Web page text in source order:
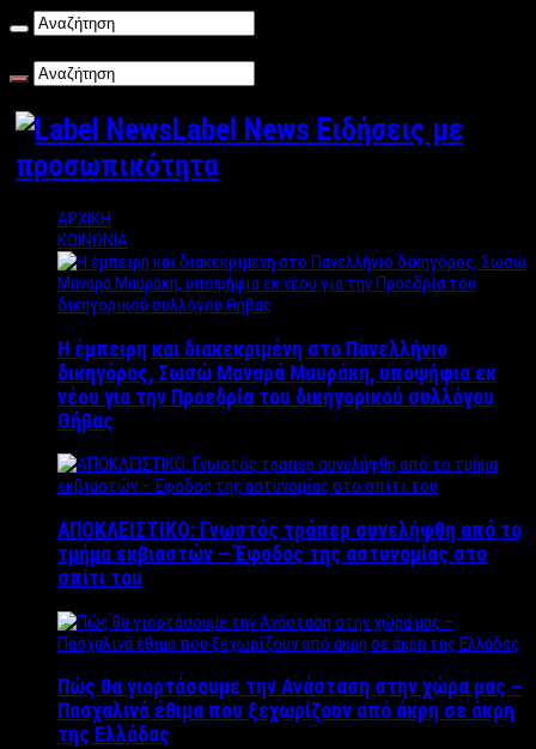
Label News Ειδήσεις με
προσωπικότητα
ΑΡΧΙΚΗ
ΚΟΙΝΩΝΙΑ
Η έμπειρη και διακεκριμένη στο Πανελλήνιο
δικηγόρος, Σωσώ Μαναρά Μαυράκη, υποψήφια εκ
νέου για την Προεδρία του δικηγορικού συλλόγου
Θήβας
ΑΠΟΚΛΕΙΣΤΙΚΟ: Γνωστός τράπερ συνελήφθη από το
τμήμα εκβιαστών – Έφοδος της αστυνομίας στο
σπίτι του
Πώς θα γιορτάσουμε την Ανάσταση στην χώρα μας –
Πασχαλινά έθιμα που ξεχωρίζουν από άκρη σε άκρη
της Ελλάδας